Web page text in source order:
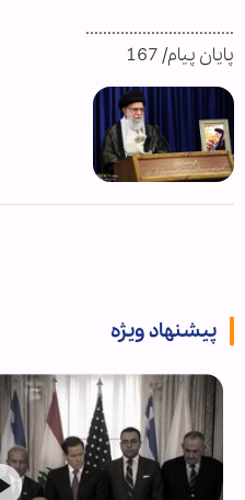
..................................
پایان پیام/ 167
پیشنهاد ویژه